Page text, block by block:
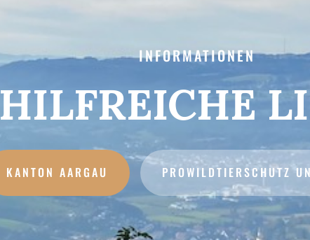
INFORMATIONEN
HILFREICHE
KANTON AARGAU PROWILDTIERSCHUTZ